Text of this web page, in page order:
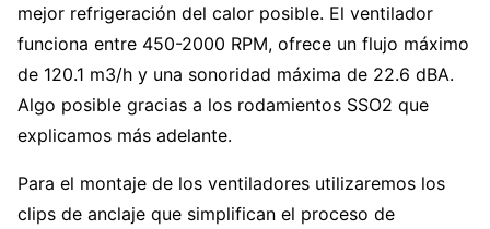
mejor refrigeración del calor posible. El ventilador
funciona entre 450-2000 RPM, ofrece un flujo máximo
de 120.1 m3/h y una sonoridad máxima de 22.6 dBA.
Algo posible gracias a los rodamientos SSO2 que
explicamos más adelante.
Para el montaje de los ventiladores utilizaremos los
clips de anclaje que simplifican el proceso de